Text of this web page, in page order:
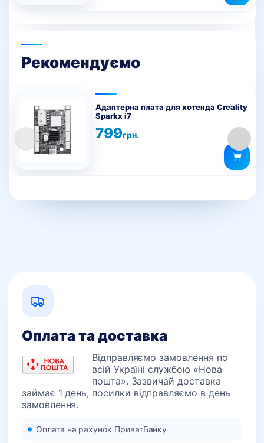
Рекомендуємо
Адаптерна плата для хотенда Creality
Sparkx i7
799грн.
Оплата та доставка
Відправляємо замовлення по
всій Україні службою «Нова
пошта». Зазвичай доставка
займає 1 день, посилки відправляємо в день
замовлення.
Оплата на рахунок ПриватБанку